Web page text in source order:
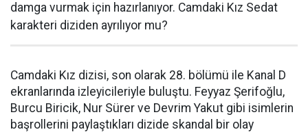
damga vurmak için hazırlanıyor. Camdaki Kız Sedat
karakteri diziden ayrılıyor mu?
Camdaki Kız dizisi, son olarak 28. bölümü ile Kanal D
ekranlarında izleyicileriyle buluştu. Feyyaz Şerifoğlu,
Burcu Biricik, Nur Sürer ve Devrim Yakut gibi isimlerin
başrollerini paylaştıkları dizide skandal bir olay